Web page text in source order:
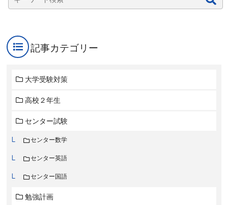
記事カテゴリー
大学受験対策
高校２年生
センター試験
センター数学
センター英語
センター国語
勉強計画